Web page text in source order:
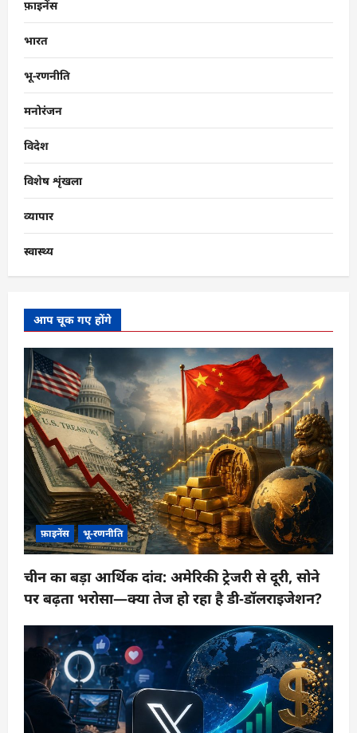
फ़ाइनेंस
भारत
भू-रणनीति
मनोरंजन
विदेश
विशेष शृंखला
व्यापार
स्वास्थ्य
आप चूक गए होंगे
फ़ाइनेंस भू-रणनीति
चीन का बड़ा आर्थिक दांव: अमेरिकी ट्रेजरी से दूरी, सोने
पर बढ़ता भरोसा—क्या तेज हो रहा है डी-डॉलराइजेशन?